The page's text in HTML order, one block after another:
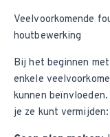
Veelvoorkomende
houtbewerking
Bij het beginnen
enkele
kunnen
je ze kunt vermijden: